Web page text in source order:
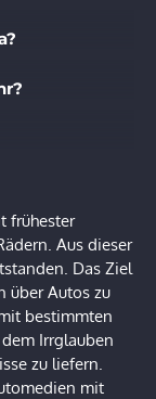
frühester
Aus dieser
Das Ziel
über Autos zu
bestimmten
Irrglauben
zu liefern.
mit